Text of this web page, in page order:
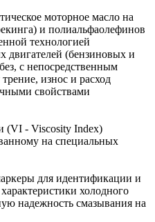
моторное масло на
и полиальфаолефинов
технологией
двигателей (бензиновых и
с непосредственным
износ и расход
свойствами
(VI - Viscosity Index)
на специальных
для идентификации и
холодного
надежность смазывания на